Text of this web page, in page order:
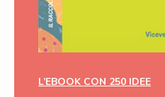
L’EBOOK CON 250 IDEE